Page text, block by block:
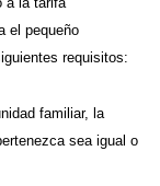
el pequeño
requisitos:
familiar, la
sea igual o